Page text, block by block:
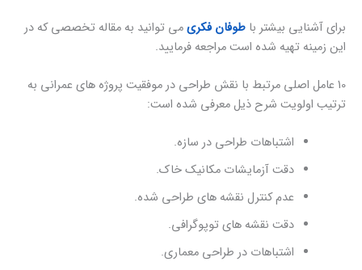
برای آشنایی بیشتر با طوفان فکریمی توانید به مقاله تخصصی که در
این زمینه تهیه شده است مراجعه فرمایید.
10 عامل اصلی مرتبط با نقش طراحی در موفقیت پروژه های عمرانی به
ترتیب اولویت شرح ذیل معرفی شده است:
اشتباهات طراحی در سازه.
دقت آزمایشات مکانیک خاک.
عدم کنترل نقشه های طراحی شده.
دقت نقشه های توپوگرافی.
اشتباهات در طراحی معماری.